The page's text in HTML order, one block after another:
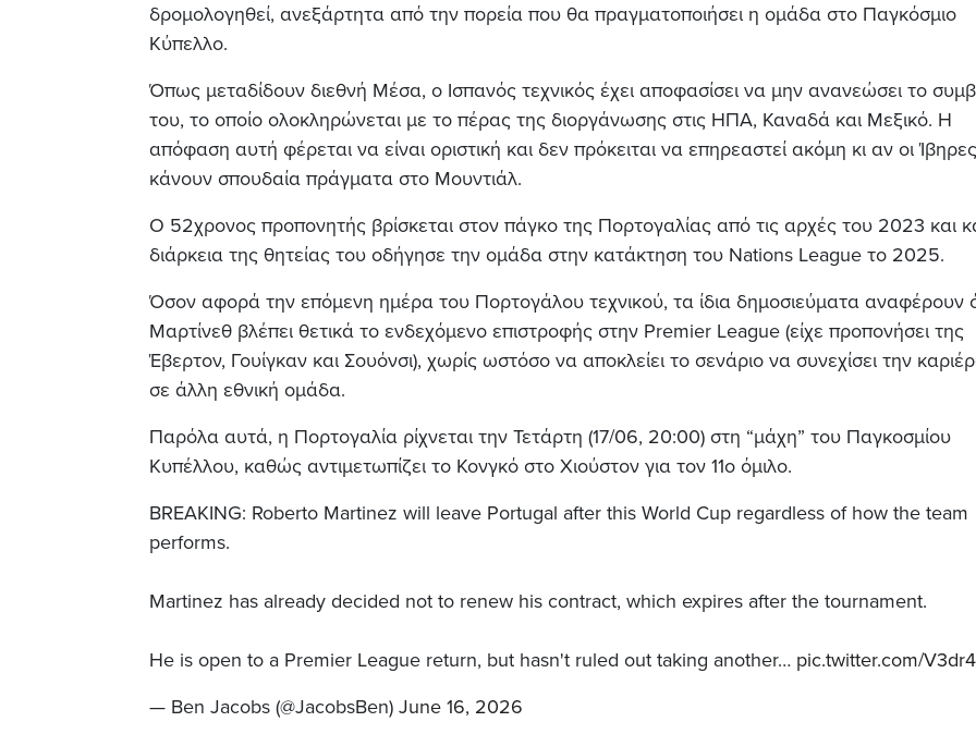
δρομολογηθεί, ανεξάρτητα από την πορεία που θα πραγματοποιήσει η ομάδα στο Παγκόσμιο
Κύπελλο.
Όπως μεταδίδουν διεθνή Mέσα, ο Ισπανός τεχνικός έχει αποφασίσει να μην ανανεώσει το
του, το οποίο ολοκληρώνεται με το πέρας της διοργάνωσης στις ΗΠΑ, Καναδά και Μεξικό. Η
απόφαση αυτή φέρεται να είναι οριστική και δεν πρόκειται να επηρεαστεί ακόμη κι αν οι Ίβηρες
κάνουν σπουδαία πράγματα στο Μουντιάλ.
Ο 52χρονος προπονητής βρίσκεται στον πάγκο της Πορτογαλίας από τις αρχές του 2023 και
διάρκεια της θητείας του οδήγησε την ομάδα στην κατάκτηση του Nations League το 2025.
Όσον αφορά την επόμενη ημέρα του Πορτογάλου τεχνικού, τα ίδια δημοσιεύματα αναφέρουν
Μαρτίνεθ βλέπει θετικά το ενδεχόμενο επιστροφής στην Premier League (είχε προπονήσει της
Έβερτον, Γουίγκαν και Σουόνσι), χωρίς ωστόσο να αποκλείει το σενάριο να συνεχίσει την
σε άλλη εθνική ομάδα.
Παρόλα αυτά, η Πορτογαλία ρίχνεται την Τετάρτη (17/06, 20:00) στη “μάχη” του Παγκοσμίου
Κυπέλλου, καθώς αντιμετωπίζει το Κονγκό στο Χιούστον για τον 11ο όμιλο.
BREAKING: Roberto Martinez will leave Portugal after this World Cup regardless of how the team
performs.
Martinez has already decided not to renew his contract, which expires after the tournament.
He is open to a Premier League return, but hasn't ruled out taking another… pic.twitter.com/
— Ben Jacobs (@JacobsBen) June 16, 2026